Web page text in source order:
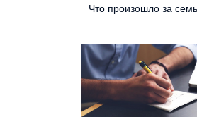
Что произошло за